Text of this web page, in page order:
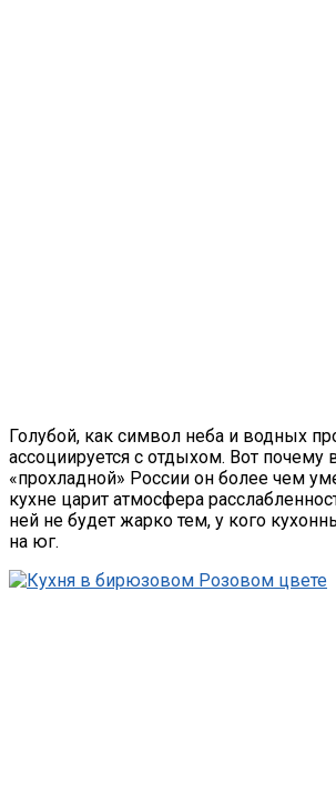
Голубой, как символ неба и водных
ассоциируется с отдыхом. Вот почему
«прохладной» России он более чем
кухне царит атмосфера
ней не будет жарко тем, у кого
на юг.